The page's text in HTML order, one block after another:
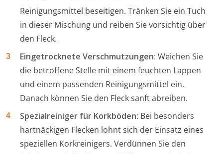
Reinigungsmittel beseitigen. Tränken Sie ein Tuch
in dieser Mischung und reiben Sie vorsichtig über
den Fleck.
Eingetrocknete Verschmutzungen: Weichen Sie
die betroffene Stelle mit einem feuchten Lappen
und einem passenden Reinigungsmittel ein.
Danach können Sie den Fleck sanft abreiben.
Spezialreiniger für Korkböden: Bei besonders
hartnäckigen Flecken lohnt sich der Einsatz eines
speziellen Korkreinigers. Verdünnen Sie den